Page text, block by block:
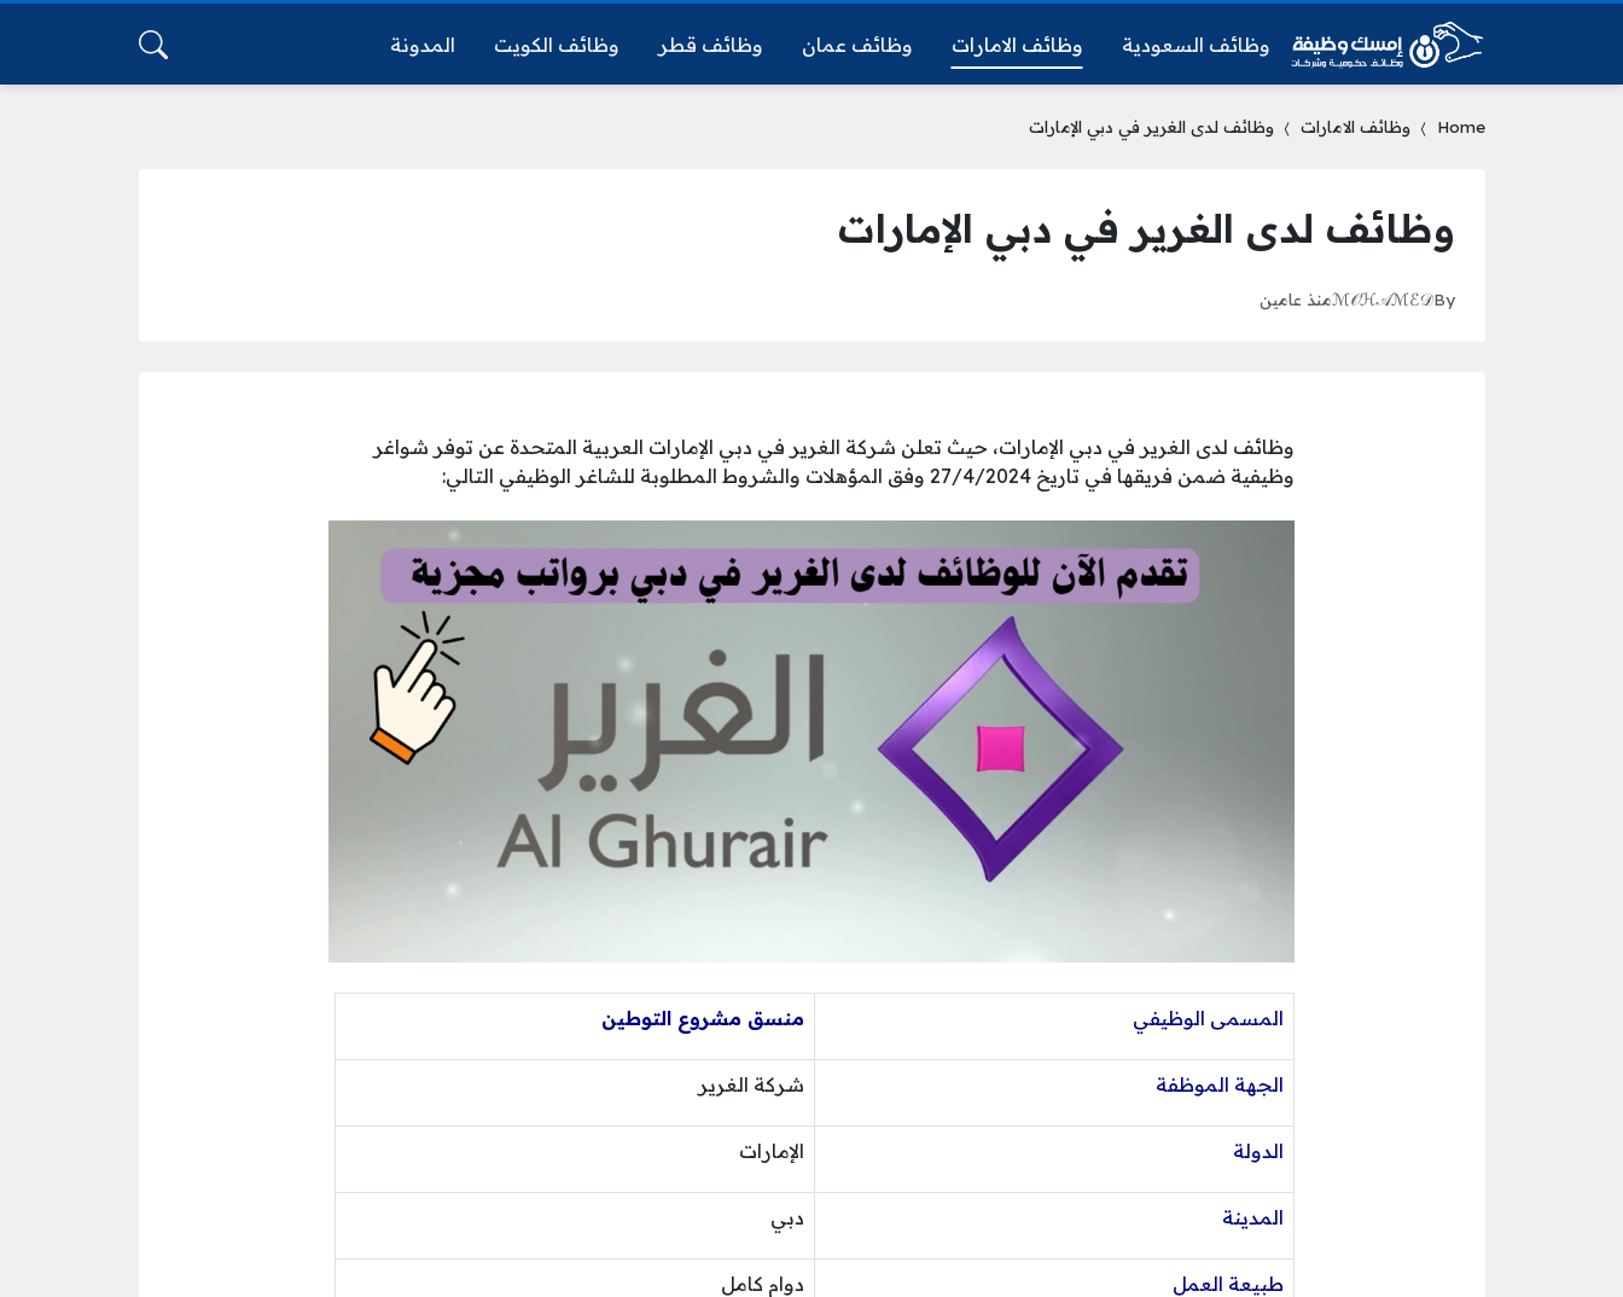
وظائف السعودية وظائف الامارات وظائف عمان وظائف قطر وظائف الكويت المدونة
Home وظائف الامارات وظائف لدى الغرير في دبي الإمارات
وظائف لدى الغرير في دبي الإمارات
By
ℳ𝒪ℋ𝒜ℳℰ𝒟منذ عامين
وظائف لدى الغرير في دبي الإمارات، حيث تعلن شركة الغرير في دبي الإمارات العربية المتحدة عن توفر شواغر
وظيفية ضمن فريقها في تاريخ 27/4/2024 وفق المؤهلات والشروط المطلوبة للشاغر الوظيفي التالي:
المسمى الوظيفي منسق مشروع التوطين
الجهة الموظفة شركة الغرير
الدولة الإمارات
المدينة دبي
طبيعة العمل دوام كامل